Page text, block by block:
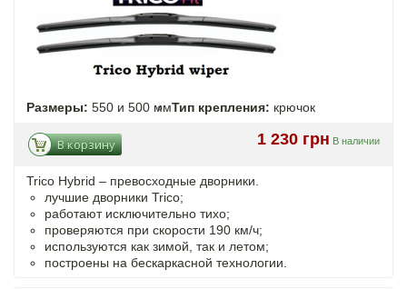
Размеры: 550 и 500 ммТип крепления: крючок
1 230 грн В наличии
В корзину
Trico Hybrid – превосходные дворники.
лучшие дворники Trico;
работают исключительно тихо;
проверяются при скорости 190 км/ч;
используются как зимой, так и летом;
построены на бескаркасной технологии.